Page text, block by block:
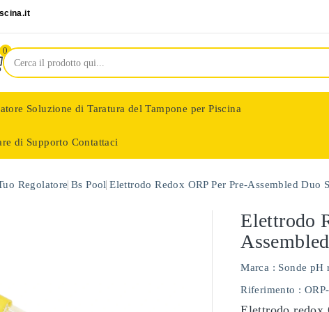
0
Soluzione di Taratura del Tampone per Piscina
di Supporto Contattaci
Regolatore Bs Pool Elettrodo Redox ORP Per Pre-Assembled Duo
Elettrodo
Marca : Sonde pH
Riferimento :